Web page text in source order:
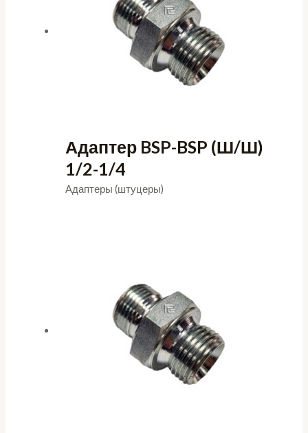
Адаптер BSP-BSP (Ш/Ш)
1/2-1/4
Адаптеры (штуцеры)